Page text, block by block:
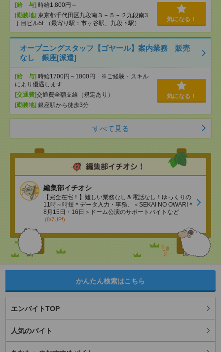
[給 与] 時給1,800円～
[勤務地] 東京都千代田区九段南３－５－２九段南3
丁目ビル5F（最寄り駅：市ヶ谷駅、九段下駅）
気になる！
オープニングスタッフ【ゴヤール】案内業務 販売
なし 銀座[派遣]
[給 与] 時給1700円～1800円 ※ご経験・スキル
により優遇します
[交通費]交通費全額支給（規定あり）
[勤務地] 銀座駅から徒歩3分
気になる！
すべて見る
編集部イチオシ
【完全在宅！】難しい業務なし＆電話なし！ゆっくりの
11時～時短＊データ入力・事務、＜SEKAI NO OWARI＊
8月15日・16日＞ドーム公演のサポートバイトなど
(8/7UP!)
かんたん検索はこちら
エンバイトTOP
人気のバイト